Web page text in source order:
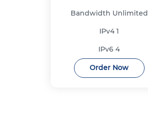
Bandwidth Unlimited
IPv41
IPv6 4
Order Now